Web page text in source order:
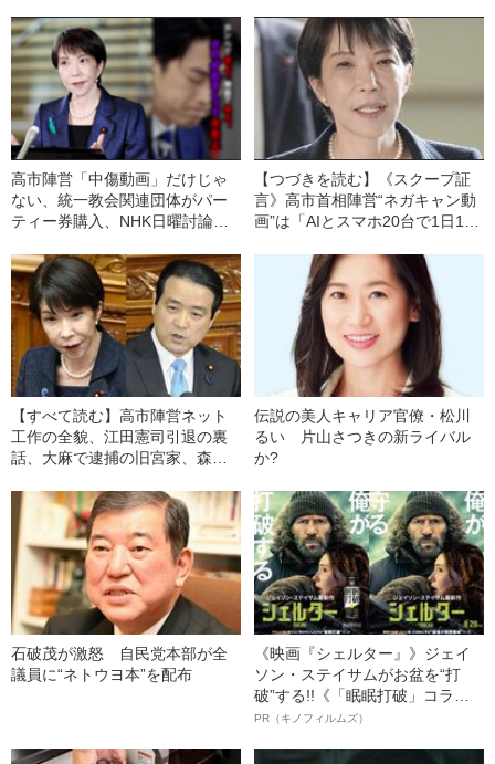
高市陣営「中傷動画」だけじゃ
ない、統一教会関連団体がパー
ティー券購入、NHK日曜討論ド
高市早苗首相関連スクープ
【つづきを読む】《スクープ証
言》高市首相陣営“ネガキャン動
画”は「AIとスマホ20台で1日100
散の手法”
【すべて読む】高市陣営ネット
工作の全貌、江田憲司引退の裏
話、大麻で逮捕の旧宮家、森友
治ニュース5/24~5/30】
伝説の美人キャリア官僚・松川
るい 片山さつきの新ライバル
か?
石破茂が激怒 自民党本部が全
議員に“ネトウヨ本”を配布
《映画『シェルター』》ジェイ
ソン・ステイサムがお盆を“打
破”する!!《「眠眠打破」コラ
ボ》
PR（キノフィルムズ）